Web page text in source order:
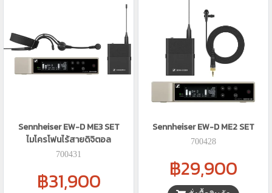
Sennheiser EW-D ME3 SET
ไมโครโฟนไร้สายดิจิตอล
700431
฿31,900
Sennheiser EW-D ME2 SET
700428
฿29,900